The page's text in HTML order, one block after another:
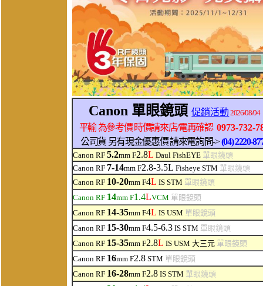
Canon 單眼鏡頭 促銷活動 2026/08/04
平輸 為參考價 時價請來店/電再確認 0973-732-
公司貨 另有現金優惠價 請來電詢問->(04) 2220-
Canon RF 5.2mm F2.8L Daul FishEYE單眼鏡頭
Canon RF 7-14mm F2.8-3.5L Fisheye STM 單眼鏡頭
Canon RF 10-20mm F4L IS STM 單眼鏡頭
Canon RF 14mm F1.4LVCM 單眼鏡頭
Canon RF 14-35mm F4L IS USM 單眼鏡頭
Canon RF 15-30mm F4.5-6.3IS STM 單眼鏡頭
Canon RF 15-35mm F2.8L IS USM 大三元單眼鏡頭
Canon RF 16mm F2.8STM 單眼鏡頭
Canon RF 16-28mm F2.8IS STM 單眼鏡頭